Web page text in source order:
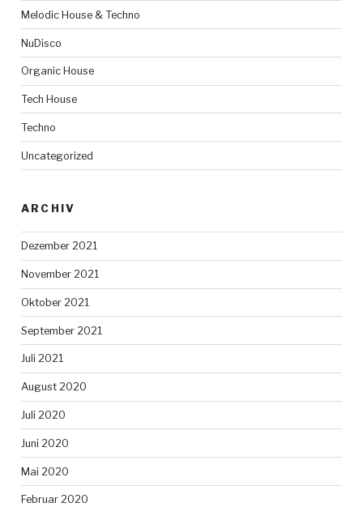
Melodic House & Techno
NuDisco
Organic House
Tech House
Techno
Uncategorized
ARCHIV
Dezember 2021
November 2021
Oktober 2021
September 2021
Juli 2021
August 2020
Juli 2020
Juni 2020
Mai 2020
Februar 2020